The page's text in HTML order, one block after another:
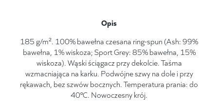
Opis
185 g/m². 100% bawełna czesana ring-spun (Ash: 99%
bawełna, 1% wiskoza; Sport Grey: 85% bawełna, 15%
wiskoza). Wąski ściągacz przy dekolcie. Taśma
wzmacniająca na karku. Podwójne szwy na dole i przy
rękawach, bez szwów bocznych. Temperatura prania: do
40°C. Nowoczesny krój.